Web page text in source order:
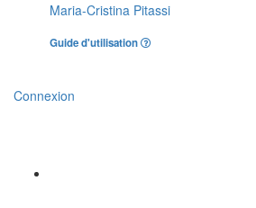
Maria-Cristina Pitassi
Guide d'utilisation
Connexion